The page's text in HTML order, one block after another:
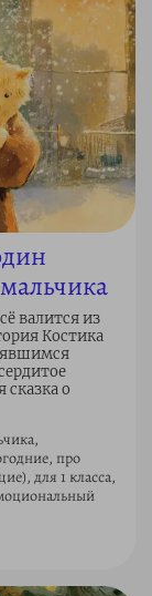
валится из
Костика
сказка о
про
для 1 класса,